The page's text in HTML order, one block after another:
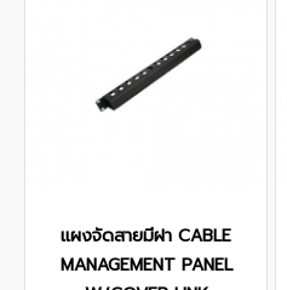
แผงจัดสายมีฝา CABLE
MANAGEMENT PANEL